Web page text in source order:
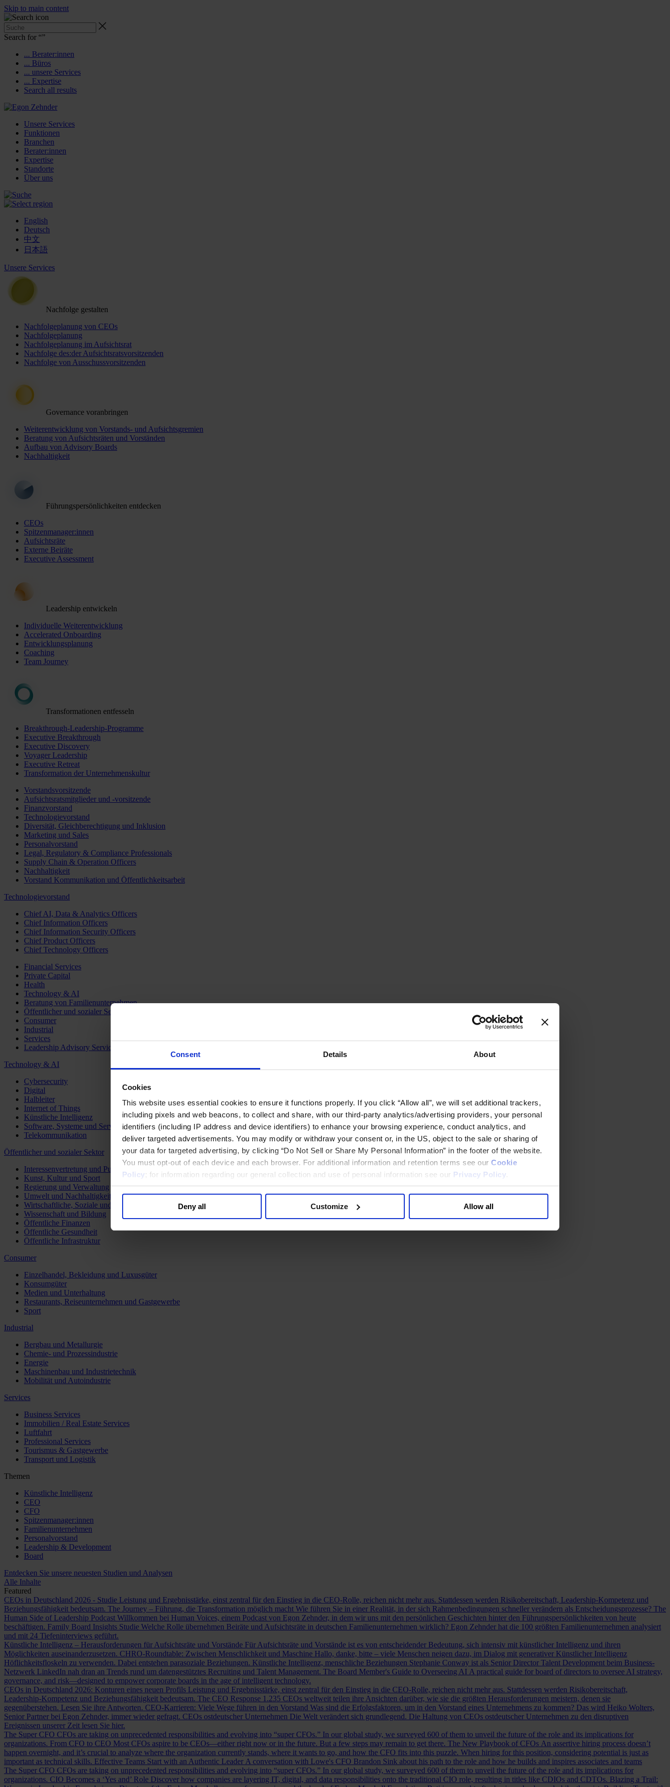
Consent Details About
Cookies
This website uses essential cookies to ensure it functions properly. If you click “Allow all”, we will set additional trackers,
including pixels and web beacons, to collect and share, with our third-party analytics/advertising providers, your personal
identifiers (including IP address and device identifiers) to enhance your browsing experience, conduct analytics, and
deliver targeted advertisements. You may modify or withdraw your consent or, in the US, object to the sale or sharing of
your data for targeted advertising, by clicking “Do Not Sell or Share My Personal Information” in the footer of the website.
You must opt-out of each device and each browser. For additional information and retention terms see our Cookie
Policy; for information regarding our general collection and use of personal information see our Privacy Policy
Deny all Customize Allow all
Skip to main content
Search for “”
... Berater:innen
... Büros
... unsere Services
... Expertise
Search all results
Unsere Services
Funktionen
Branchen
Berater:innen
Expertise
Standorte
Über uns
English
Deutsch
中文
日本語
Unsere Services
Nachfolge gestalten
Nachfolgeplanung von CEOs
Nachfolgeplanung
Nachfolgeplanung im Aufsichtsrat
Nachfolge des:der Aufsichtsratsvorsitzenden
Nachfolge von Ausschussvorsitzenden
Governance voranbringen
Weiterentwicklung von Vorstands- und Aufsichtsgremien
Beratung von Aufsichtsräten und Vorständen
Aufbau von Advisory Boards
Nachhaltigkeit
Führungspersönlichkeiten entdecken
CEOs
Spitzenmanager:innen
Aufsichtsräte
Externe Beiräte
Executive Assessment
Leadership entwickeln
Individuelle Weiterentwicklung
Accelerated Onboarding
Entwicklungsplanung
Coaching
Team Journey
Transformationen entfesseln
Breakthrough-Leadership-Programme
Executive Breakthrough
Executive Discovery
Voyager Leadership
Executive Retreat
Transformation der Unternehmenskultur
Vorstandsvorsitzende
Aufsichtsratsmitglieder und -vorsitzende
Finanzvorstand
Technologievorstand
Diversität, Gleichberechtigung und Inklusion
Marketing und Sales
Personalvorstand
Legal, Regulatory & Compliance Professionals
Supply Chain & Operation Officers
Nachhaltigkeit
Vorstand Kommunikation und Öffentlichkeitsarbeit
Technologievorstand
Chief AI, Data & Analytics Officers
Chief Information Officers
Chief Information Security Officers
Chief Product Officers
Chief Technology Officers
Financial Services
Private Capital
Health
Technology & AI
Beratung von Familienunternehmen
Öffentlicher und sozialer Sektor
Consumer
Industrial
Services
Leadership Advisory Services
Technology & AI
Cybersecurity
Digital
Halbleiter
Internet of Things
Künstliche Intelligenz
Software, Systeme und Services
Telekommunikation
Öffentlicher und sozialer Sektor
Interessenvertretung und Public Affairs
Kunst, Kultur und Sport
Regierung und Verwaltung
Umwelt und Nachhaltigkeit
Wirtschaftliche, Soziale und Humanitäre Entwicklung
Wissenschaft und Bildung
Öffentliche Finanzen
Öffentliche Gesundheit
Öffentliche Infrastruktur
Consumer
Einzelhandel, Bekleidung und Luxusgüter
Konsumgüter
Medien und Unterhaltung
Restaurants, Reiseunternehmen und Gastgewerbe
Sport
Industrial
Bergbau und Metallurgie
Chemie- und Prozessindustrie
Energie
Maschinenbau und Industrietechnik
Mobilität und Autoindustrie
Services
Business Services
Immobilien / Real Estate Services
Luftfahrt
Professional Services
Tourismus & Gastgewerbe
Transport und Logistik
Themen
Künstliche Intelligenz
CEO
CFO
Spitzenmanager:innen
Familienunternehmen
Personalvorstand
Leadership & Development
Board
Entdecken Sie unsere neuesten Studien und Analysen
Alle Inhalte
Featured
CEOs in Deutschland 2026 - Studie Leistung und Ergebnisstärke, einst zentral für den Einstieg in die CEO-Rolle, reichen nicht mehr aus. Stattdessen werden Risikobereitschaft, Leadership-Kompetenz und
Beziehungsfähigkeit bedeutsam. The Journey – Führung, die Transformation möglich macht Wie führen Sie in einer Realität, in der sich Rahmenbedingungen schneller verändern als Entscheidungsprozesse? The
Human Side of Leadership Podcast Willkommen bei Human Voices, einem Podcast von Egon Zehnder, in dem wir uns mit den persönlichen Geschichten hinter den Führungspersönlichkeiten von heute
beschäftigen. Family Board Insights Studie Welche Rolle übernehmen Beiräte und Aufsichtsräte in deutschen Familienunternehmen wirklich? Egon Zehnder hat die 100 größten Familienunternehmen analysiert
und mit 24 Tiefeninterviews geführt.
Künstliche Intelligenz – Herausforderungen für Aufsichtsräte und Vorstände Für Aufsichtsräte und Vorstände ist es von entscheidender Bedeutung, sich intensiv mit künstlicher Intelligenz und ihren
Möglichkeiten auseinanderzusetzen. CHRO-Roundtable: Zwischen Menschlichkeit und Maschine Hallo, danke, bitte – viele Menschen neigen dazu, im Dialog mit generativer Künstlicher Intelligenz
Höflichkeitsfloskeln zu verwenden. Dabei entstehen parasoziale Beziehungen. Künstliche Intelligenz, menschliche Beziehungen Stephanie Conway ist als Senior Director Talent Development beim Business-
Netzwerk LinkedIn nah dran an Trends rund um datengestütztes Recruiting und Talent Management. The Board Member's Guide to Overseeing AI A practical guide for board of directors to oversee AI strategy,
governance, and risk—designed to empower corporate boards in the age of intelligent technology.
CEOs in Deutschland 2026: Konturen eines neuen Profils Leistung und Ergebnisstärke, einst zentral für den Einstieg in die CEO-Rolle, reichen nicht mehr aus. Stattdessen werden Risikobereitschaft,
Leadership-Kompetenz und Beziehungsfähigkeit bedeutsam. The CEO Response 1.235 CEOs weltweit teilen ihre Ansichten darüber, wie sie die größten Herausforderungen meistern, denen sie
gegenüberstehen. Lesen Sie ihre Antworten. CEO-Karrieren: Viele Wege führen in den Vorstand Was sind die Erfolgsfaktoren, um in den Vorstand eines Unternehmens zu kommen? Das wird Heiko Wolters,
Senior Partner bei Egon Zehnder, immer wieder gefragt. CEOs ostdeutscher Unternehmen Die Welt verändert sich grundlegend. Die Haltung von CEOs ostdeutscher Unternehmen zu den disruptiven
Ereignissen unserer Zeit lesen Sie hier.
The Super CFO CFOs are taking on unprecedented responsibilities and evolving into “super CFOs.” In our global study, we surveyed 600 of them to unveil the future of the role and its implications for
organizations. From CFO to CEO Most CFOs aspire to be CEOs—either right now or in the future. But a few steps may remain to get there. The New Playbook of CFOs An assertive hiring process doesn’t
happen overnight, and it’s crucial to analyze where the organization currently stands, where it wants to go, and how the CFO fits into this puzzle. When hiring for this position, considering potential is just as
important as technical skills. Effective Teams Start with an Authentic Leader A conversation with Lowe's CFO Brandon Sink about his path to the role and how he builds and inspires associates and teams
The Super CFO CFOs are taking on unprecedented responsibilities and evolving into “super CFOs.” In our global study, we surveyed 600 of them to unveil the future of the role and its implications for
organizations. CIO Becomes a ‘Yes and’ Role Discover how companies are layering IT, digital, and data responsibilities onto the traditional CIO role, resulting in titles like CDIOs and CDTOs. Blazing a Trail: